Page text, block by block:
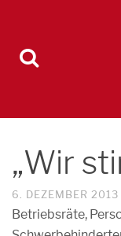
„Wir
6. DEZEMBER 2013
Betriebsräte,